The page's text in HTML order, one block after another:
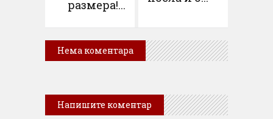
размера!...
Нема коментара
Напишите коментар